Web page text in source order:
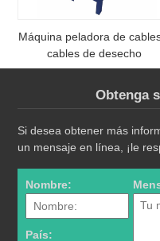
Máquina peladora de
cables de desecho
Obtenga
Si desea obtener más
un mensaje en línea, ¡le
Nombre:
País: